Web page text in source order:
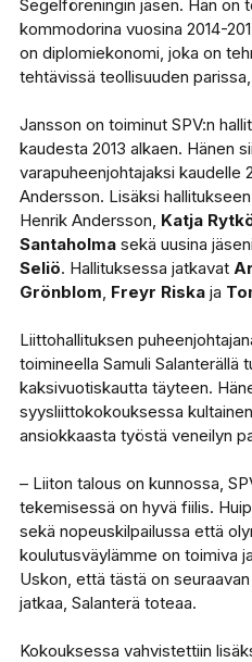
Segelföreningin jäsen. Hän on
kommodorina vuosina 2014-
on diplomiekonomi, joka on
tehtävissä teollisuuden
Jansson on toiminut SPV:n
kaudesta 2013 alkaen. Hänen
varapuheenjohtajaksi kaudelle
Andersson. Lisäksi
Henrik Andersson, Katja
Santaholmasekä uusina
Seliö. Hallituksessa jatkavat
Grönblom Freyr Riskaja
Liittohallituksen
toimineella Samuli Salanterällä
kaksivuotiskautta täyteen.
syysliittokokouksessa
ansiokkaasta työstä veneilyn
– Liiton talous on kunnossa,
tekemisessä on hyvä fiilis.
sekä nopeuskilpailussa että
koulutusväylämme on toimiva
Uskon, että tästä on
jatkaa, Salanterä toteaa.
Kokouksessa vahvistettiin